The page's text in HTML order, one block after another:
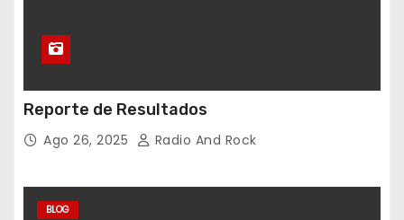
Reporte de Resultados
Ago 26, 2025 Radio And Rock
BLOG